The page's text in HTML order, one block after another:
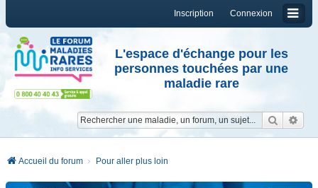
Connexion
Inscription
L'espace d'échange pour les
personnes touchées par une
maladie rare
Accueil du forum Pour aller plus loin